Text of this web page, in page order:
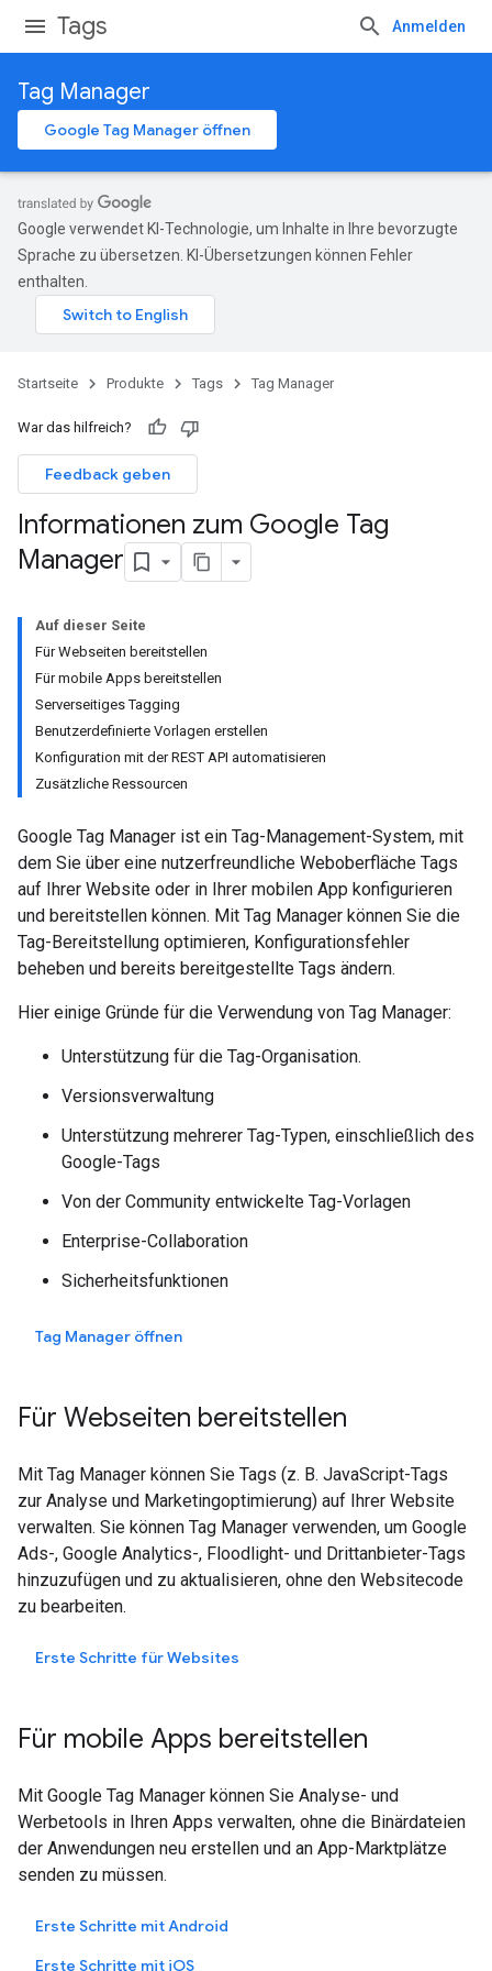
Tags Anmelden
Tag Manager
Google Tag Manager öffnen
Google verwendet KI-Technologie, um Inhalte in Ihre bevorzugte
Sprache zu übersetzen. KI-Übersetzungen können Fehler
enthalten.
Startseite Produkte Tags Tag Manager
War das hilfreich?
Feedback geben
Informationen zum Google Tag
Manager
Auf dieser Seite
Für Webseiten bereitstellen
Für mobile Apps bereitstellen
Serverseitiges Tagging
Benutzerdefinierte Vorlagen erstellen
Konfiguration mit der REST API automatisieren
Zusätzliche Ressourcen
Google Tag Manager ist ein Tag-Management-System, mit
dem Sie über eine nutzerfreundliche Weboberfläche Tags
auf Ihrer Website oder in Ihrer mobilen App konfigurieren
und bereitstellen können. Mit Tag Manager können Sie die
Tag-Bereitstellung optimieren, Konfigurationsfehler
beheben und bereits bereitgestellte Tags ändern.
Hier einige Gründe für die Verwendung von Tag Manager:
Unterstützung für die Tag-Organisation.
Versionsverwaltung
Unterstützung mehrerer Tag-Typen, einschließlich des
Google-Tags
Von der Community entwickelte Tag-Vorlagen
Enterprise-Collaboration
Sicherheitsfunktionen
Tag Manager öffnen
Für Webseiten bereitstellen
Mit Tag Manager können Sie Tags (z. B. JavaScript-Tags
zur Analyse und Marketingoptimierung) auf Ihrer Website
verwalten. Sie können Tag Manager verwenden, um Google
Ads-, Google Analytics-, Floodlight- und Drittanbieter-Tags
hinzuzufügen und zu aktualisieren, ohne den Websitecode
zu bearbeiten.
Erste Schritte für Websites
Für mobile Apps bereitstellen
Mit Google Tag Manager können Sie Analyse- und
Werbetools in Ihren Apps verwalten, ohne die Binärdateien
der Anwendungen neu erstellen und an App-Marktplätze
senden zu müssen.
Erste Schritte mit Android
Erste Schritte mit iOS